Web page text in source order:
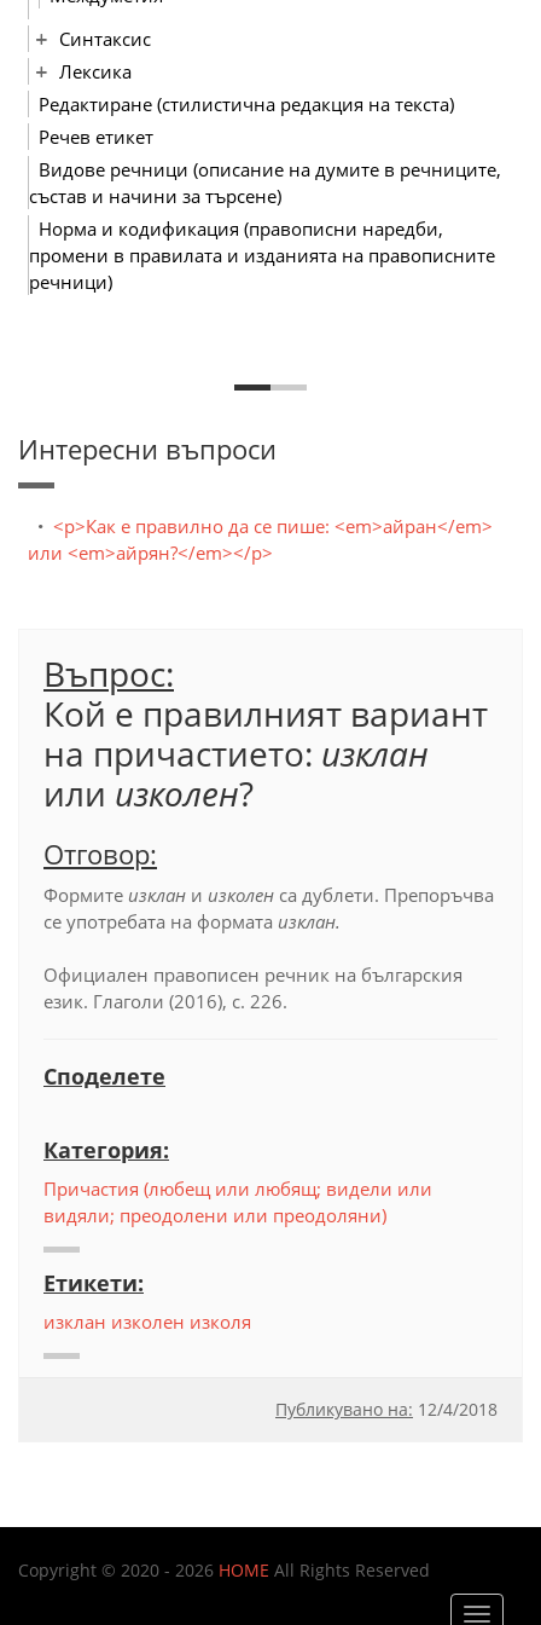
Синтаксис
Лексика
Редактиране (стилистична редакция на текста)
Речев етикет
Видове речници (описание на думите в речниците,
състав и начини за търсене)
Норма и кодификация (правописни наредби,
промени в правилата и изданията на правописните
речници)
Интересни въпроси
<p>Как е правилно да се пише: <em>айран</em>
или <em>айрян?</em></p>
Въпрос:
Кой е правилният вариант
на причастието: изклан
или изколен?
Отговор:
Формите изклан и изколен са дублети. Препоръчва
се употребата на формата изклан.
Официален правописен речник на българския
език. Глаголи (2016), с. 226.
Споделете
Категория:
Причастия (любещ или любящ; видели или
видяли; преодолени или преодоляни)
Етикети:
изклан изколен изколя
Публикувано на: 12/4/2018
Copyright © 2020 - 2026 HOME All Rights Reserved
Toggle